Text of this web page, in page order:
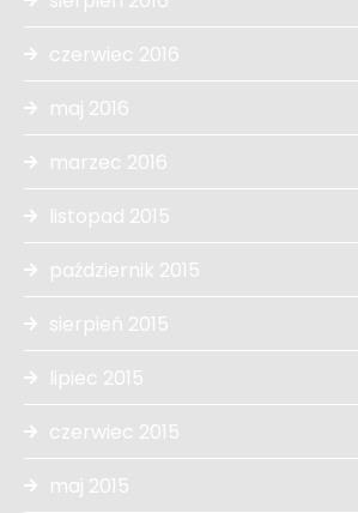
czerwiec 2016
maj 2016
marzec 2016
listopad 2015
październik 2015
sierpień 2015
lipiec 2015
czerwiec 2015
maj 2015